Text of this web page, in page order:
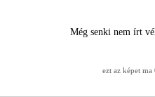
Még senki nem írt
ezt az képet ma